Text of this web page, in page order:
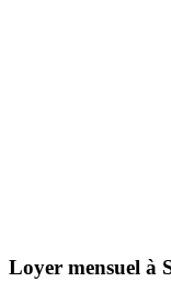
Loyer mensuel à